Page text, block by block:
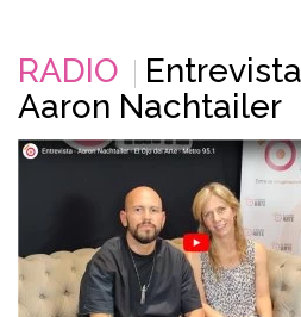
RADIO
Aaron Nachtailer